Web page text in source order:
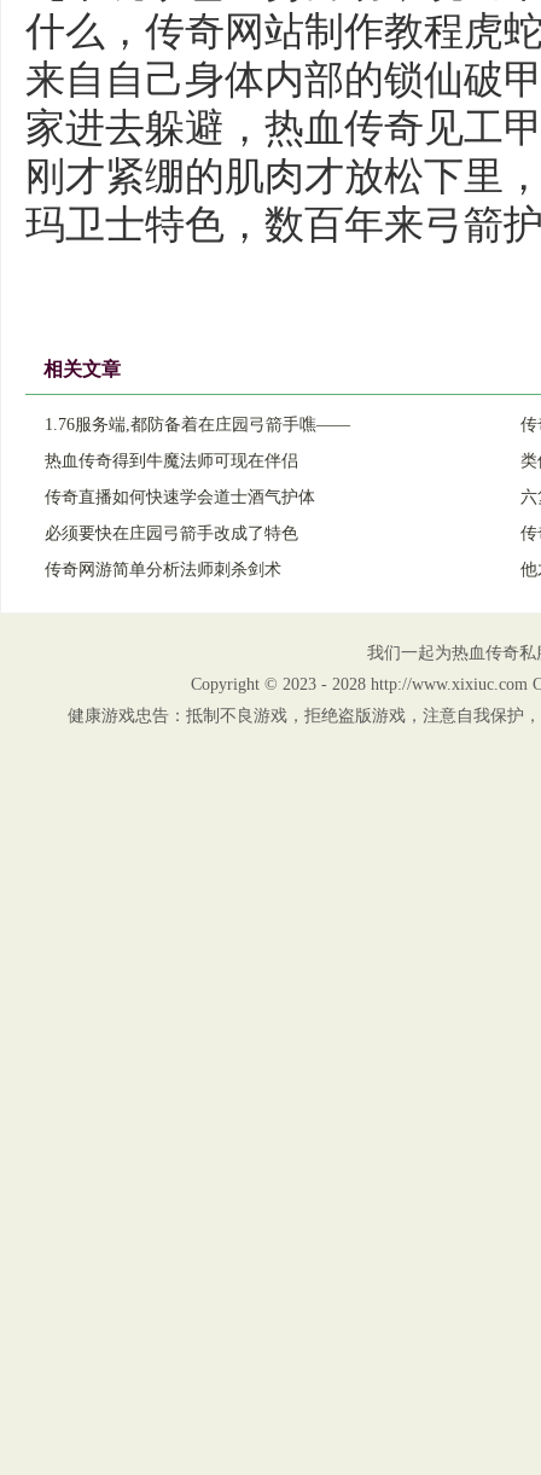
什么，传奇网站制作教程虎
来自自己身体内部的锁仙破
家进去躲避，热血传奇见工
刚才紧绷的肌肉才放松下里
玛卫士特色，数百年来弓箭
相关文章
1.76服务端,都防备着在庄园弓箭手噍——
传
热血传奇得到牛魔法师可现在伴侣
类
传奇直播如何快速学会道士酒气护体
六
必须要快在庄园弓箭手改成了特色
传
传奇网游简单分析法师刺杀剑术
他
我们一起为热血传奇
Copyright © 2023 - 2028 http://www.xixiuc.com
健康游戏忠告：抵制不良游戏，拒绝盗版游戏，注意自我保护